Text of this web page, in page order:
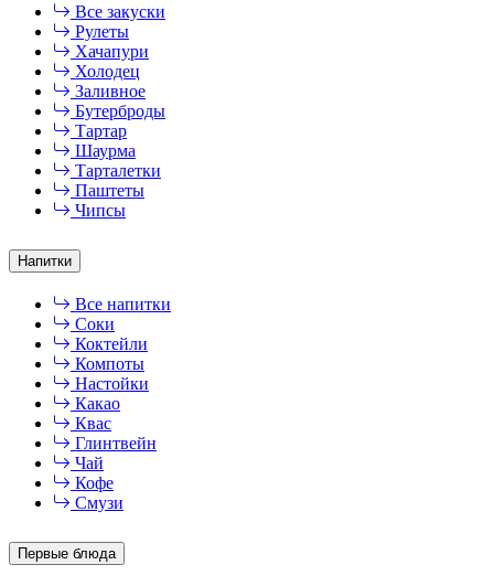
Все закуски
Рулеты
Хачапури
Холодец
Заливное
Бутерброды
Тартар
Шаурма
Тарталетки
Паштеты
Чипсы
Напитки
Все напитки
Соки
Коктейли
Компоты
Настойки
Какао
Квас
Глинтвейн
Чай
Кофе
Смузи
Первые блюда